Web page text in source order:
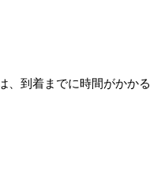
、到着までに時間がかかる